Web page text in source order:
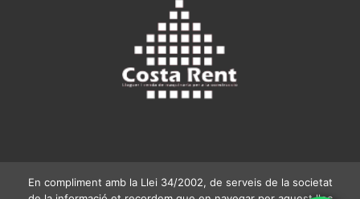
En compliment amb la Llei 34/2002, de serveis de la societat